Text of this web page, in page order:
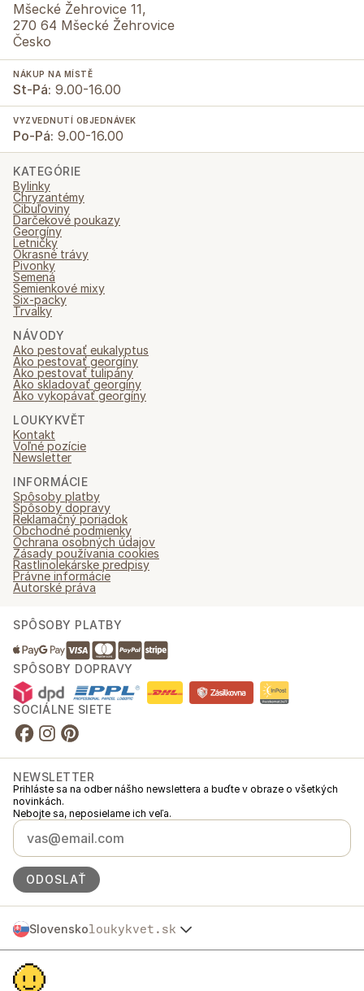
Mšecké Žehrovice 11,
270 64 Mšecké Žehrovice
Česko
NÁKUP NA MÍSTĚ
St-Pá: 9.00-16.00
VYZVEDNUTÍ OBJEDNÁVEK
Po-Pá: 9.00-16.00
KATEGÓRIE
Bylinky
Chryzantémy
Cibuľoviny
Darčekové poukazy
Georgíny
Letničky
Okrasné trávy
Pivonky
Semená
Semienkové mixy
Six-packy
Trvalky
NÁVODY
Ako pestovať eukalyptus
Ako pestovať georgíny
Ako pestovať tulipány
Ako skladovať georgíny
Ako vykopávať georgíny
LOUKYKVĚT
Kontakt
Voľné pozície
Newsletter
INFORMÁCIE
Spôsoby platby
Spôsoby dopravy
Reklamačný poriadok
Obchodné podmienky
Ochrana osobných údajov
Zásady používania cookies
Rastlinolekárske predpisy
Právne informácie
Autorské práva
SPÔSOBY PLATBY
SPÔSOBY DOPRAVY
SOCIÁLNE SIETE
NEWSLETTER
Prihláste sa na odber nášho newslettera a buďte v obraze o všetkých
novinkách.
Nebojte sa, neposielame ich veľa.
ODOSLAŤ
Slovenskoloukykvet.sk
Česko
Polska
Österreich
Spoločnosť Loukykvět s.r.o. je zapísaná v Obchodnom registri
Mestského súdu v Prahe, oddiel C, vložka 268616.